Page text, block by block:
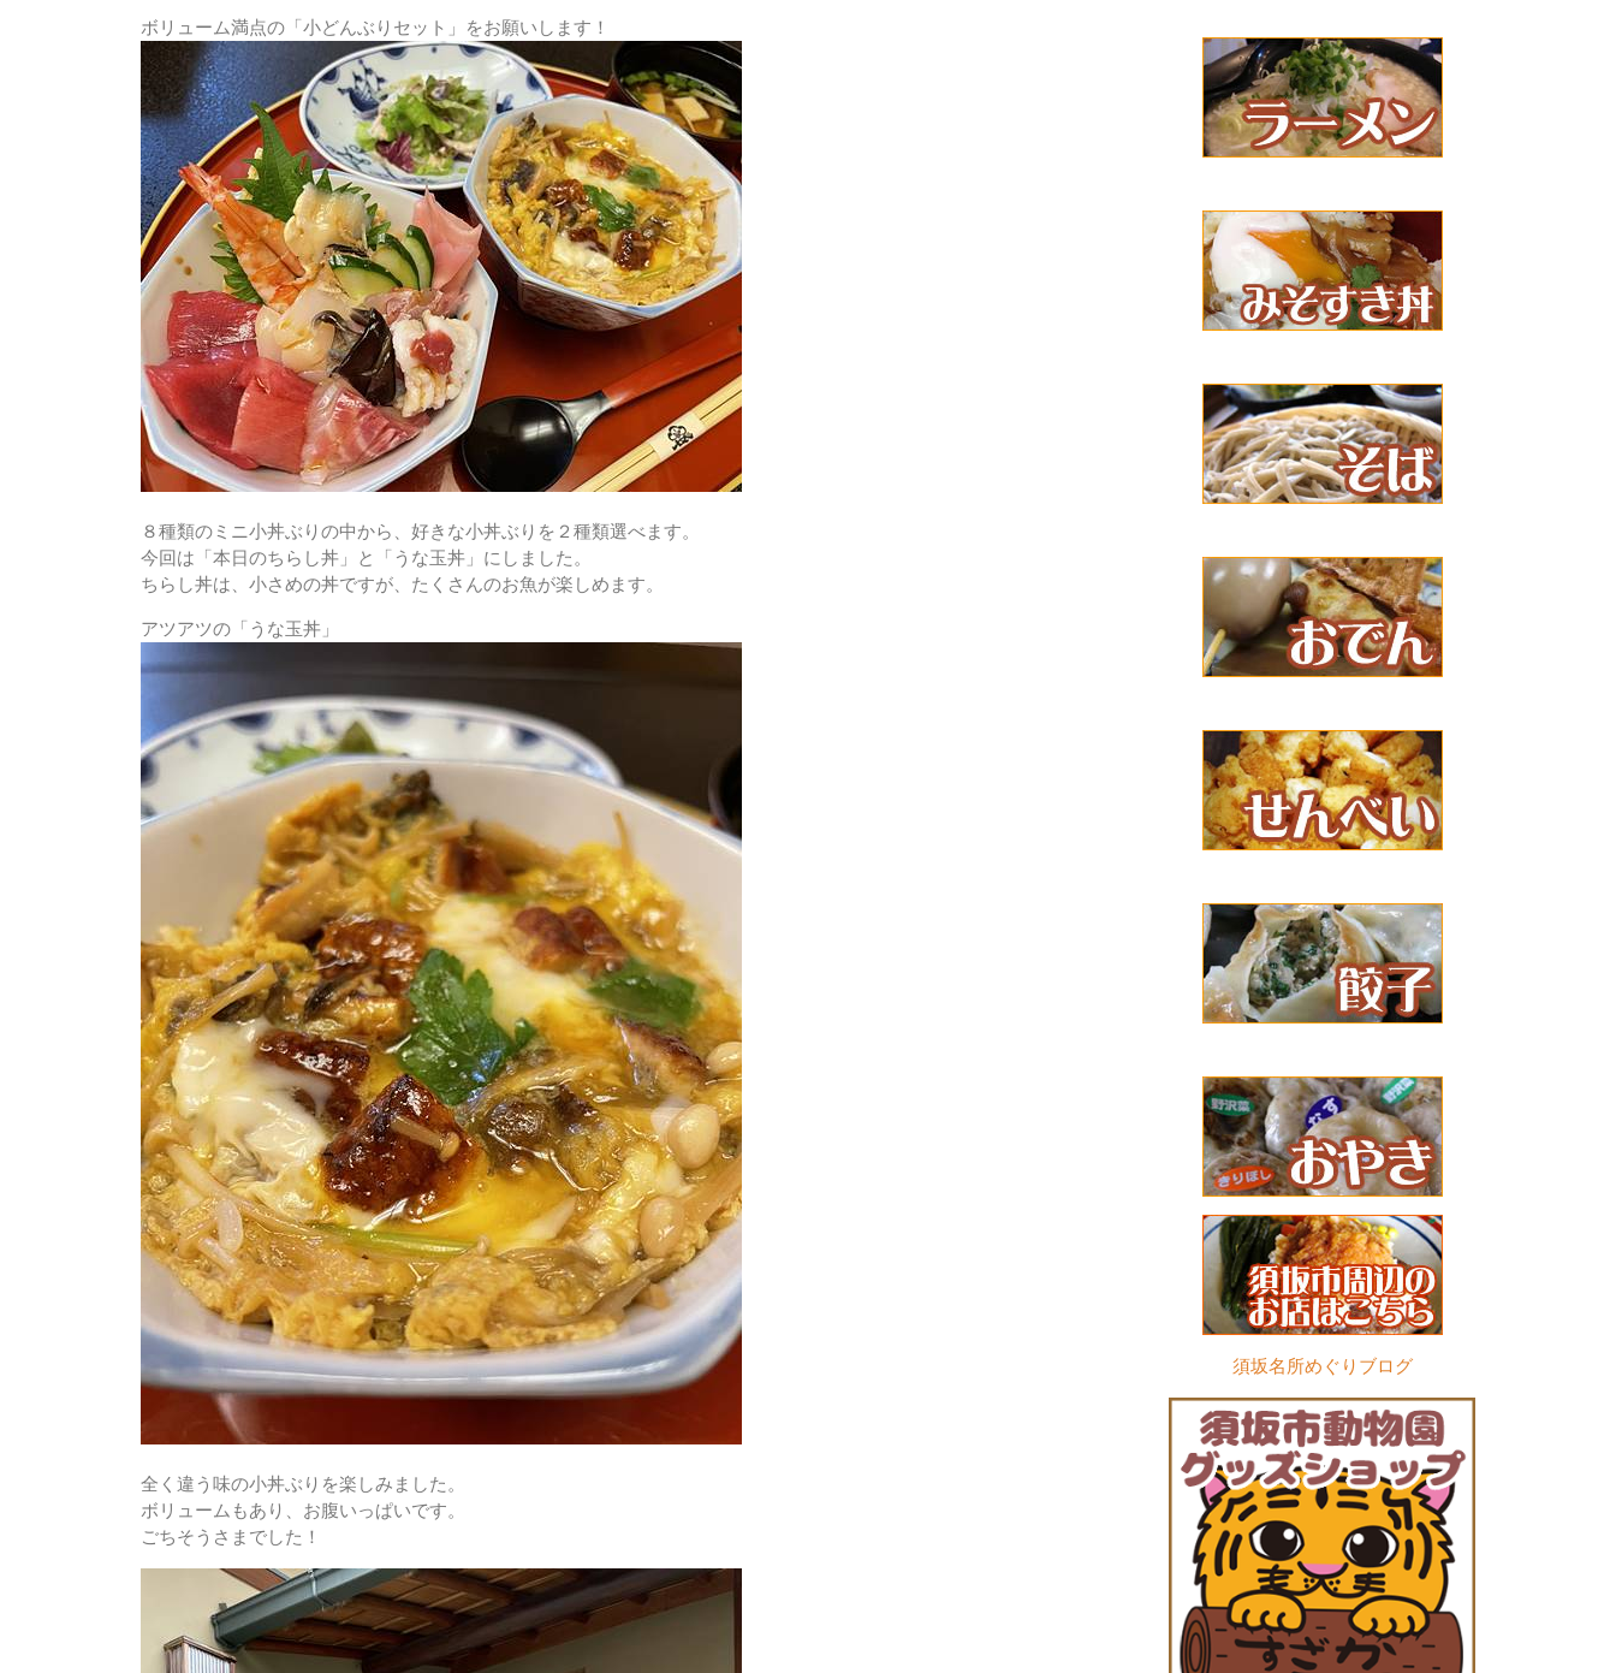
ボリューム満点の「小どんぶりセット」をお願いします！
８種類のミニ小丼ぶりの中から、好きな小丼ぶりを２種類選べます。
今回は「本日のちらし丼」と「うな玉丼」にしました。
ちらし丼は、小さめの丼ですが、たくさんのお魚が楽しめます。
アツアツの「うな玉丼」
全く違う味の小丼ぶりを楽しみました。
ボリュームもあり、お腹いっぱいです。
ごちそうさまでした！
須坂名所めぐりブログ